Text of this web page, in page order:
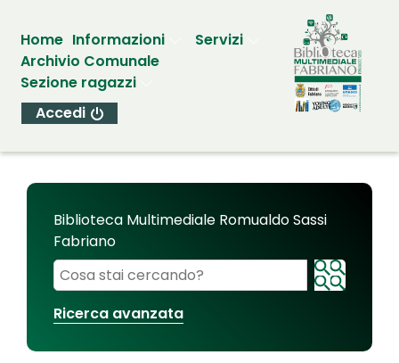
Home Informazioni
Servizi
Archivio Comunale
Sezione ragazzi
Accedi
Biblioteca Multimediale Romualdo Sassi
Fabriano
Cerca su "Biblioteca Multimediale Romualdo
Ricerca avanzata